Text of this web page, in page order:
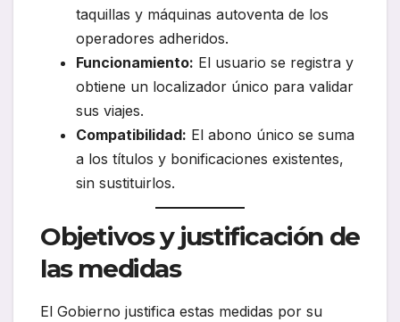
taquillas y máquinas autoventa de los
operadores adheridos.
Funcionamiento: El usuario se registra y
obtiene un localizador único para validar
sus viajes.
Compatibilidad: El abono único se suma
a los títulos y bonificaciones existentes,
sin sustituirlos.
Objetivos y justificación de
las medidas
El Gobierno justifica estas medidas por su